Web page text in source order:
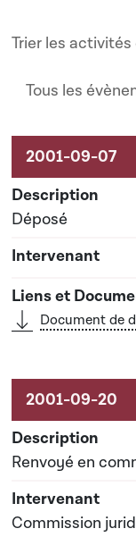
Trier les
Tous les
Activités sur le
Déposé
Document de
Renvoyé en
Commission